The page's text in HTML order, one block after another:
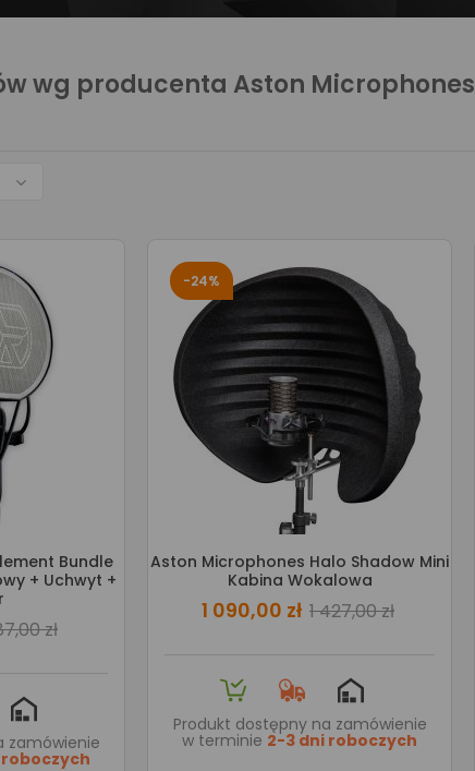
wg producenta Aston Microphones

Bundle
+ Uchwyt +
zł
zamówienie
-24%
Aston Microphones Halo Shadow Mini
Kabina Wokalowa
1 090,00 zł 1 427,00 zł
Produkt dostępny na zamówienie
w terminie 2-3 dni roboczych